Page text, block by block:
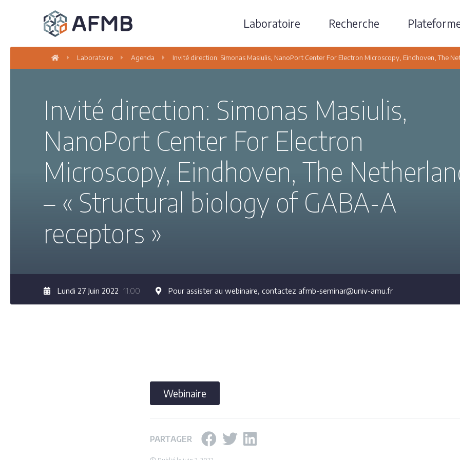
Laboratoire Recherche
Laboratoire Agenda Invité direction: Simonas Masiulis, NanoPort Center For Electron Microscopy, Eindhoven, The
Invité direction: Simonas Masiulis,
NanoPort Center For Electron
Microscopy, Eindhoven, The
– « Structural biology of GABA-A
receptors »
Lundi 27 Juin 2022 11:00 Pour assister au webinaire, contactez afmb-seminar@univ-amu.fr
Webinaire
PARTAGER